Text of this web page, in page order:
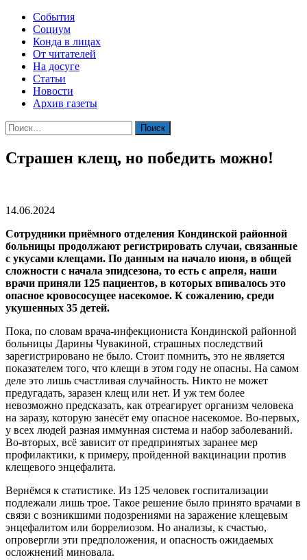
События
Социум
Конда в лицах
От читателей
На досуге
Статьи
Новости
Архив газеты
Найти:
Страшен клещ, но победить можно!
14.06.2024
Сотрудники приёмного отделения Кондинской районной
больницы продолжают регистрировать случаи, связанные
с укусами клещами. По данным на начало июня, в общей
сложности с начала эпидсезона, то есть с апреля, наши
врачи приняли 125 пациентов, в которых впивалось это
опасное кровососущее насекомое. К сожалению, среди
укушенных 35 детей.
Пока, по словам врача-инфекциониста Кондинской районной
больницы Дарины Чувакиной, страшных последствий
зарегистрировано не было. Стоит помнить, это не является
показателем того, что клещи в этом году не опасны. На самом
деле это лишь счастливая случайность. Никто не может
предугадать, заразен клещ или нет. И уж тем более
невозможно предсказать, как отреагирует организм человека
на заразу, которую занесёт ему опасное насекомое. Во-первых,
у всех людей разная иммунная система и набор заболеваний.
Во-вторых, всё зависит от предпринятых заранее мер
профилактики, к примеру, пройденной вакцинации против
клещевого энцефалита.
Вернёмся к статистике. Из 125 человек госпитализации
подлежали лишь трое. Такое решение было принято врачами в
связи с возникшими подозрениями на заражение клещевым
энцефалитом или боррелиозом. Но анализы, к счастью,
опровергли эти предположения, и опасность ожидаемых
осложнений миновала.